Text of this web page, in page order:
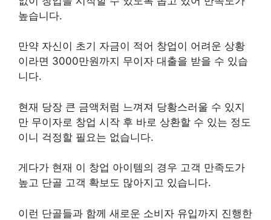
높습니다.
만약 자신이 초기 자금이 적어 창업이 어려운 상황
이라면 3000만원까지 무이자 대출을 받을 수 있습
니다.
현재 당장 큰 금액처럼 느껴져 당황스러울 수 있지
만 무이자로 창업 시작 후 바로 상환할 수 있는 정도
이니 걱정할 필요는 없습니다.
게다가 현재 이 창업 아이템의 경우 고객 만족도가
높고 단골 고객 확보도 많아지고 있습니다.
이런 단골들과 함께 새로운 소비자 유입까지 진행한